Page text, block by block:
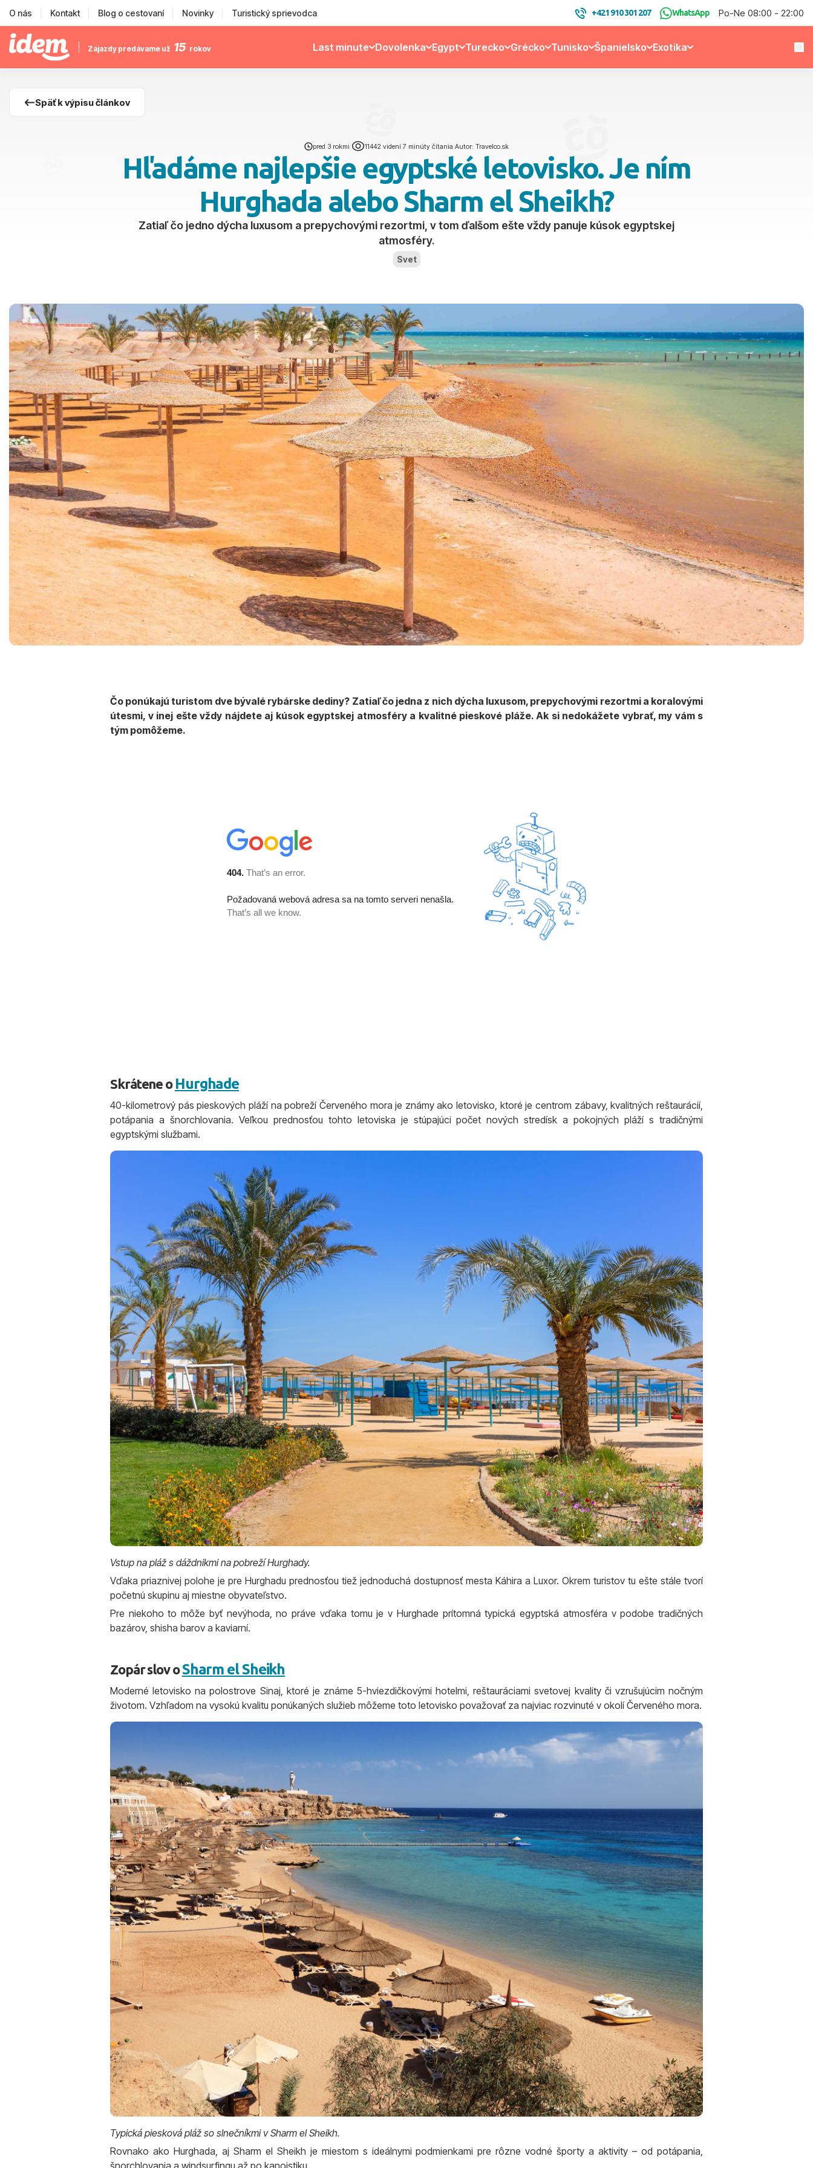
O nás Kontakt Blog o cestovaní Novinky Turistický sprievodca +421 910 301 207 WhatsApp Po-Ne 08:00 - 22:00
Zájazdy predávame už 15 rokov Last minute Dovolenka Egypt Turecko Grécko Tunisko Španielsko Exotika
Späť k výpisu článkov
pred 3 rokmi 11442 videní|7 minúty čítania Autor: Travelco.sk
Hľadáme najlepšie egyptské letovisko. Je ním
Hurghada alebo Sharm el Sheikh?
Zatiaľ čo jedno dýcha luxusom a prepychovými rezortmi, v tom ďalšom ešte vždy panuje kúsok egyptskej
atmosféry.
Svet
Čo ponúkajú turistom dve bývalé rybárske dediny? Zatiaľ čo jedna z nich dýcha luxusom, prepychovými rezortmi a koralovými
útesmi, v inej ešte vždy nájdete aj kúsok egyptskej atmosféry a kvalitné pieskové pláže. Ak si nedokážete vybrať, my vám s
tým pomôžeme.
Skrátene o Hurghade
40-kilometrový pás pieskových pláží na pobreží Červeného mora je známy ako letovisko, ktoré je centrom zábavy, kvalitných reštaurácií,
potápania a šnorchlovania. Veľkou prednosťou tohto letoviska je stúpajúci počet nových stredísk a pokojných pláží s tradičnými
egyptskými službami.
Vstup na pláž s dáždnikmi na pobreží Hurghady.
Vďaka priaznivej polohe je pre Hurghadu prednosťou tiež jednoduchá dostupnosť mesta Káhira a Luxor. Okrem turistov tu ešte stále tvorí
početnú skupinu aj miestne obyvateľstvo.
Pre niekoho to môže byť nevýhoda, no práve vďaka tomu je v Hurghade prítomná typická egyptská atmosféra v podobe tradičných
bazárov, shisha barov a kaviarní.
Zopár slov oSharm el Sheikh
Moderné letovisko na polostrove Sinaj, ktoré je známe 5-hviezdičkovými hotelmi, reštauráciami svetovej kvality či vzrušujúcim nočným
životom. Vzhľadom na vysokú kvalitu ponúkaných služieb môžeme toto letovisko považovať za najviac rozvinuté v okolí Červeného mora.
Typická piesková pláž so slnečníkmi v Sharm el Sheikh.
Rovnako ako Hurghada, aj Sharm el Sheikh je miestom s ideálnymi podmienkami pre rôzne vodné športy a aktivity – od potápania,